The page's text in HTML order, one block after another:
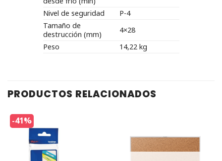
Nivel de seguridad
P-4
Tamaño de
destrucción (mm)
4×28
Peso
14,22 kg
PRODUCTOS RELACIONADOS
-41%